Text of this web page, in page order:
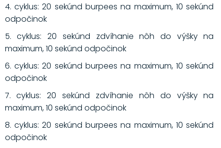
4. cyklus: 20 sekúnd burpees na maximum, 10 sekúnd
odpočinok
5. cyklus: 20 sekúnd zdvíhanie nôh do výšky na
maximum, 10 sekúnd odpočinok
6. cyklus: 20 sekúnd burpees na maximum, 10 sekúnd
odpočinok
7. cyklus: 20 sekúnd zdvíhanie nôh do výšky na
maximum, 10 sekúnd odpočinok
8. cyklus: 20 sekúnd burpees na maximum, 10 sekúnd
odpočinok